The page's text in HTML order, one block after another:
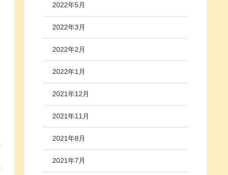
2022年5月
2022年3月
2022年2月
2022年1月
2021年12月
2021年11月
2021年8月
2021年7月